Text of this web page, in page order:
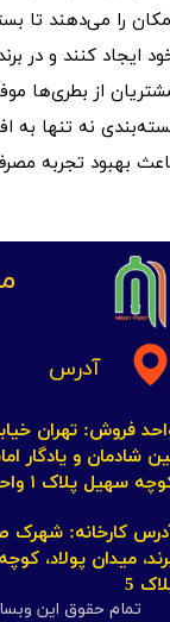
را می‌دهند تا
ایجاد کنند و در
از بطری‌ها
نه تنها به
بهبود تجربه
تمام حقوق این
آدرس
فروش: تهران
شادمان و یادگار
سهیل پلاک ۱ واحد ۳​​​​​​​
کارخانه: شهرک
میدان پولاد،
5